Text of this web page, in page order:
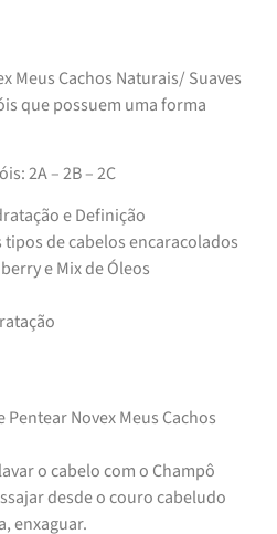
Meus Cachos Naturais/ Suaves
que possuem uma forma
2A – 2B – 2C
e Definição
de cabelos encaracolados
e Mix de Óleos
Novex Meus Cachos
o cabelo com o Champô
desde o couro cabeludo
enxaguar.